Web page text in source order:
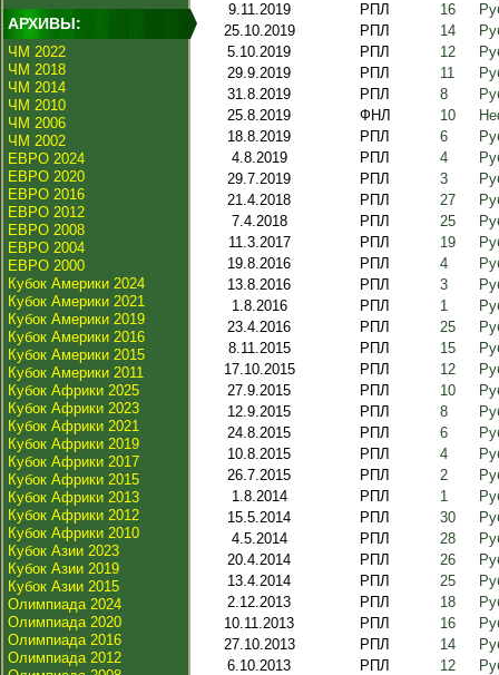
АРХИВЫ:
ЧМ 2022
ЧМ 2018
ЧМ 2014
ЧМ 2010
ЧМ 2006
ЧМ 2002
ЕВРО 2024
ЕВРО 2020
ЕВРО 2016
ЕВРО 2012
ЕВРО 2008
ЕВРО 2004
ЕВРО 2000
Кубок Америки 2024
Кубок Америки 2021
Кубок Америки 2019
Кубок Америки 2016
Кубок Америки 2015
Кубок Америки 2011
Кубок Африки 2025
Кубок Африки 2023
Кубок Африки 2021
Кубок Африки 2019
Кубок Африки 2017
Кубок Африки 2015
Кубок Африки 2013
Кубок Африки 2012
Кубок Африки 2010
Кубок Азии 2023
Кубок Азии 2019
Кубок Азии 2015
Олимпиада 2024
Олимпиада 2020
Олимпиада 2016
Олимпиада 2012
9.11.2019
РПЛ 16
25.10.2019
РПЛ 14
5.10.2019
РПЛ 12
29.9.2019
РПЛ 11
31.8.2019
РПЛ 8
25.8.2019
ФНЛ 10
18.8.2019
РПЛ 6
4.8.2019
РПЛ 4
29.7.2019
РПЛ 3
21.4.2018
РПЛ 27
7.4.2018
РПЛ 25
11.3.2017
РПЛ 19
19.8.2016
РПЛ 4
13.8.2016
РПЛ 3
1.8.2016
РПЛ 1
23.4.2016
РПЛ 25
8.11.2015
РПЛ 15
17.10.2015
РПЛ 12
27.9.2015
РПЛ 10
12.9.2015
РПЛ 8
24.8.2015
РПЛ 6
10.8.2015
РПЛ 4
26.7.2015
РПЛ 2
1.8.2014
РПЛ 1
15.5.2014
РПЛ 30
4.5.2014
РПЛ 28
20.4.2014
РПЛ 26
13.4.2014
РПЛ 25
2.12.2013
РПЛ 18
10.11.2013
РПЛ 16
27.10.2013
РПЛ 14
6.10.2013
РПЛ 12